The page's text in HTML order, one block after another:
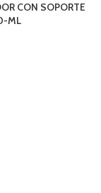
CON SOPORTE
ML